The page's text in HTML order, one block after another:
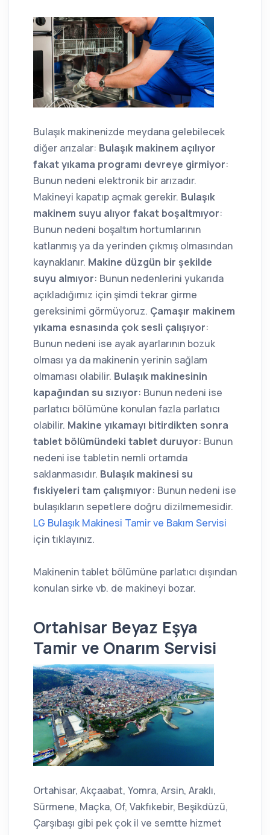
Bulaşık makinenizde meydana gelebilecek
diğer arızalar: Bulaşık makinem açılıyor
fakat yıkama programı devreye girmiyor:
Bunun nedeni elektronik bir arızadır.
Makineyi kapatıp açmak gerekir. Bulaşık
makinem suyu alıyor fakat boşaltmıyor:
Bunun nedeni boşaltım hortumlarının
katlanmış ya da yerinden çıkmış olmasından
kaynaklanır. Makine düzgün bir şekilde
suyu almıyor: Bunun nedenlerini yukarıda
açıkladığımız için şimdi tekrar girme
gereksinimi görmüyoruz. Çamaşır makinem
yıkama esnasında çok sesli çalışıyor:
Bunun nedeni ise ayak ayarlarının bozuk
olması ya da makinenin yerinin sağlam
olmaması olabilir. Bulaşık makinesinin
kapağından su sızıyor: Bunun nedeni ise
parlatıcı bölümüne konulan fazla parlatıcı
olabilir. Makine yıkamayı bitirdikten sonra
tablet bölümündeki tablet duruyor: Bunun
nedeni ise tabletin nemli ortamda
saklanmasıdır. Bulaşık makinesi su
fıskiyeleri tam çalışmıyor: Bunun nedeni ise
bulaşıkların sepetlere doğru dizilmemesidir.
LG Bulaşık Makinesi Tamir ve Bakım Servisi
için tıklayınız.
Makinenin tablet bölümüne parlatıcı dışından
konulan sirke vb. de makineyi bozar.
Ortahisar Beyaz Eşya
Tamir ve Onarım Servisi
Ortahisar, Akçaabat, Yomra, Arsin, Araklı,
Sürmene, Maçka, Of, Vakfıkebir, Beşikdüzü,
Çarşıbaşı gibi pek çok il ve semtte hizmet